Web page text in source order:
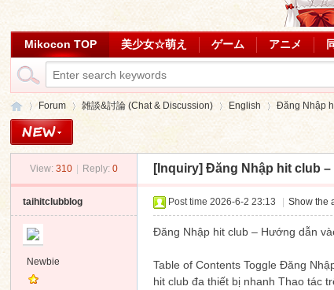
Mikocon TOP 美少女☆萌え ゲーム アニメ
Forum
›
雑談&討論 (Chat & Discussion)
›
English
›
Đăng Nhập
View: 310 Reply: 0 [Inquiry] Đăng Nhập hit club
taihitclubblog
Newbie
Post time 2026-6-2 23:13 Show the
Đăng Nhập hit club – Hướng dẫn
Table of Contents Toggle Đăng
hit club đa thiết bị nhanh Thao tác